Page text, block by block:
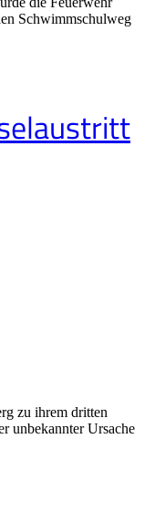
Schwimmschulweg
zu ihrem dritten
unbekannter Ursache